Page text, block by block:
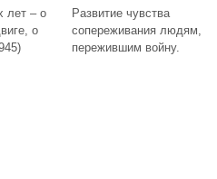
лет – о
о
Развитие чувства
сопереживания людям,
пережившим войну.